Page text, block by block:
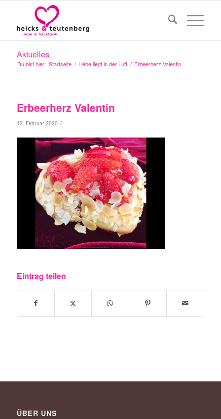
Aktuelles
Du bist hier: Startseite / Liebe liegt in der Luft / Erbeerherz Valentin
Erbeerherz Valentin
12. Februar 2020 /
Eintrag teilen
ÜBER UNS